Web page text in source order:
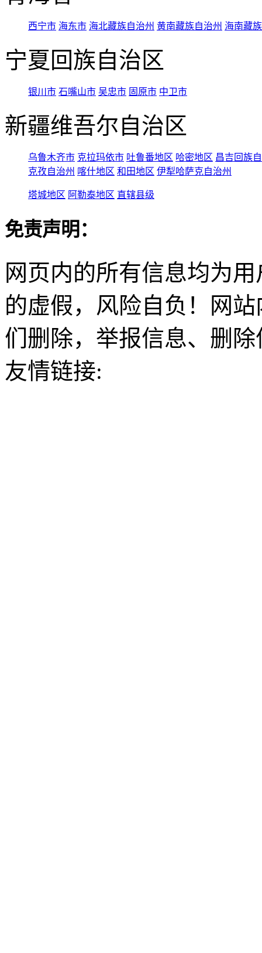
西宁市 海东市 海北藏族自治州 黄南藏族自治州 海南藏
宁夏回族自治区
银川市 石嘴山市 吴忠市 固原市 中卫市
新疆维吾尔自治区
乌鲁木齐市 克拉玛依市 吐鲁番地区 哈密地区 昌吉回族
克孜自治州 喀什地区 和田地区 伊犁哈萨克自治州
塔城地区 阿勒泰地区 直辖县级
免责声明：
网页内的所有信息均为
的虚假，风险自负！网
们删除，举报信息、删
友情链接: